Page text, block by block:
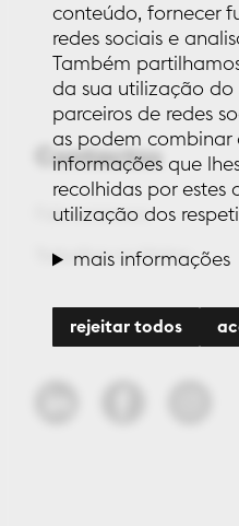
Contactos
Fale connosco
Trabalhar na Maleo
conteúdo, fornecer
redes sociais e
Também
da sua utilização do
parceiros de redes
as podem combinar
informações que
recolhidas por estes
utilização dos
mais informações
rejeitar todos